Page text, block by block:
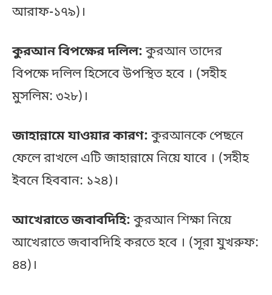
আরাফ-১৭৯)।
কুরআন বিপক্ষের দলিল:কুরআন তাদের
বিপক্ষে দলিল হিসেবে উপস্থিত হবে । (সহীহ
মুসলিম: ৩২৮)।
জাহান্নামে যাওয়ার কারণ:কুরআনকে পেছনে
ফেলে রাখলে এটি জাহান্নামে নিয়ে যাবে । (সহীহ
ইবনে হিববান: ১২৪)।
আখেরাতে জবাবদিহি:কুরআন শিক্ষা নিয়ে
আখেরাতে জবাবদিহি করতে হবে । (সূরা যুখরুফ:
৪৪)।